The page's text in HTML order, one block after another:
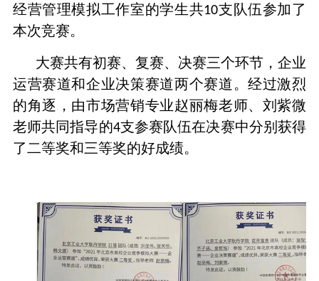
经营管理模拟工作室的学生共10支队伍参加了
本次竞赛。
大赛共有初赛、复赛、决赛三个环节，企业
运营赛道和企业决策赛道两个赛道。经过激烈
的角逐，由市场营销专业赵丽梅老师、刘紫微
老师共同指导的4支参赛队伍在决赛中分别获得
了二等奖和三等奖的好成绩。